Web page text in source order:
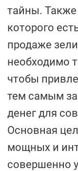
тайны. Также
которого
продаже
необходимо
чтобы
тем самым
денег для
Основная
мощных и
совершенно